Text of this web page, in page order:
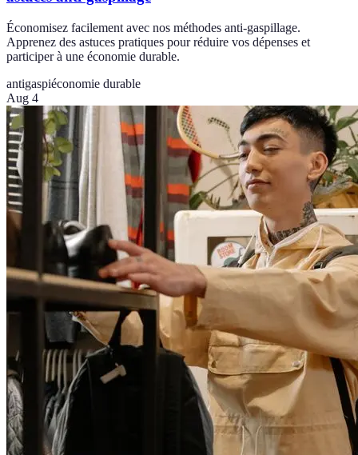
Économisez facilement avec nos méthodes anti-gaspillage.
Apprenez des astuces pratiques pour réduire vos dépenses et
participer à une économie durable.
antigaspiéconomie durable
Aug 4